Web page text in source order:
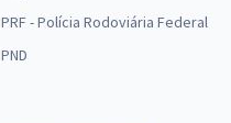
PRF - Polícia Rodoviária Federal
PND